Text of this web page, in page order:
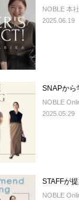
NOBLE 本社
2025.06.19
SNAPから
NOBLE
2025.05.29
STAFFが
NOBLE